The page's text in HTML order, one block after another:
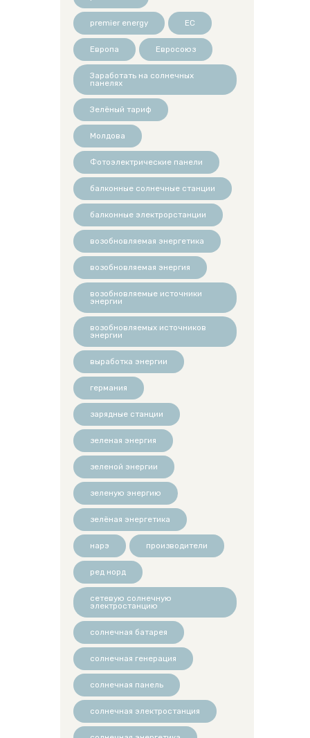
premier energy ЕС
Европа Евросоюз
Заработать на солнечных
панелях
Зелёный тариф
Молдова
Фотоэлектрические панели
балконные солнечные станции
балконные электрорстанции
возобновляемая энергетика
возобновляемая энергия
возобновляемые источники
энергии
возобновляемых источников
энергии
выработка энергии
германия
зарядные станции
зеленая энергия
зеленой энергии
зеленую энергию
зелёная энергетика
нарэ производители
ред норд
сетевую солнечную
электростанцию
солнечная батарея
солнечная генерация
солнечная панель
солнечная электростанция